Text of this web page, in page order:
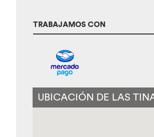
TRABAJAMOS CON
UBICACIÓN DE LAS